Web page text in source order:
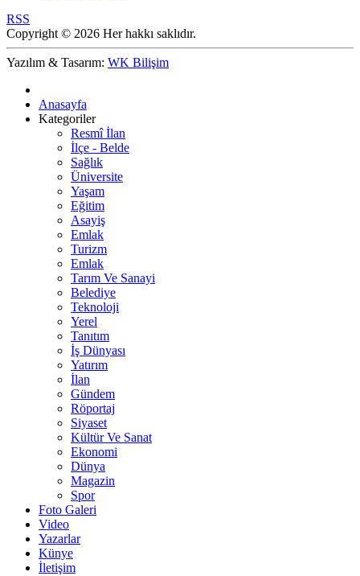
RSS
Copyright © 2026 Her hakkı saklıdır.
Yazılım & Tasarım: WK Bilişim
Anasayfa
Kategoriler
Resmî İlan
İlçe - Belde
Sağlık
Üniversite
Yaşam
Eğitim
Asayiş
Emlak
Turizm
Emlak
Tarım Ve Sanayi
Belediye
Teknoloji
Yerel
Tanıtım
İş Dünyası
Yatırım
İlan
Gündem
Röportaj
Siyaset
Kültür Ve Sanat
Ekonomi
Dünya
Magazin
Spor
Foto Galeri
Video
Yazarlar
Künye
İletişim